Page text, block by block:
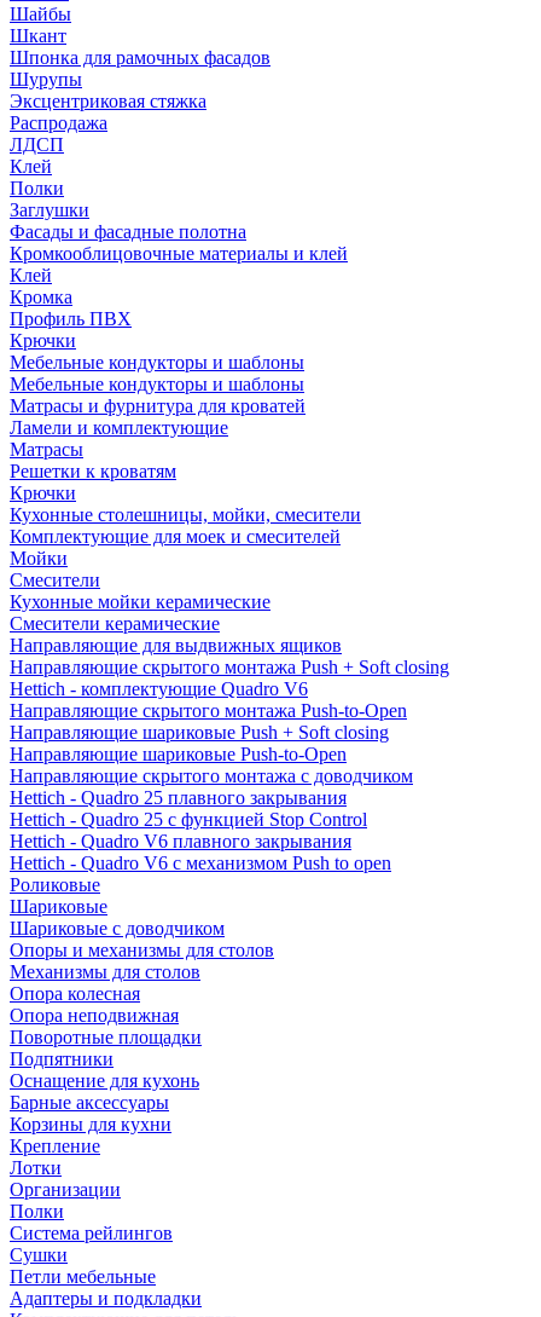
Шайбы
Шкант
Шпонка для рамочных фасадов
Шурупы
Эксцентриковая стяжка
Распродажа
ЛДСП
Клей
Полки
Заглушки
Фасады и фасадные полотна
Кромкооблицовочные материалы и клей
Клей
Кромка
Профиль ПВХ
Крючки
Мебельные кондукторы и шаблоны
Мебельные кондукторы и шаблоны
Матрасы и фурнитура для кроватей
Ламели и комплектующие
Матрасы
Решетки к кроватям
Крючки
Кухонные столешницы, мойки, смесители
Комплектующие для моек и смесителей
Мойки
Смесители
Кухонные мойки керамические
Смесители керамические
Направляющие для выдвижных ящиков
Направляющие скрытого монтажа Push + Soft closing
Hettich - комплектующие Quadro V6
Направляющие скрытого монтажа Push-to-Open
Направляющие шариковые Push + Soft closing
Направляющие шариковые Push-to-Open
Направляющие скрытого монтажа с доводчиком
Hettich - Quadro 25 плавного закрывания
Hettich - Quadro 25 с функцией Stop Control
Hettich - Quadro V6 плавного закрывания
Hettich - Quadro V6 с механизмом Push to open
Роликовые
Шариковые
Шариковые с доводчиком
Опоры и механизмы для столов
Механизмы для столов
Опора колесная
Опора неподвижная
Поворотные площадки
Подпятники
Оснащение для кухонь
Барные аксессуары
Корзины для кухни
Крепление
Лотки
Организации
Полки
Система рейлингов
Сушки
Петли мебельные
Адаптеры и подкладки